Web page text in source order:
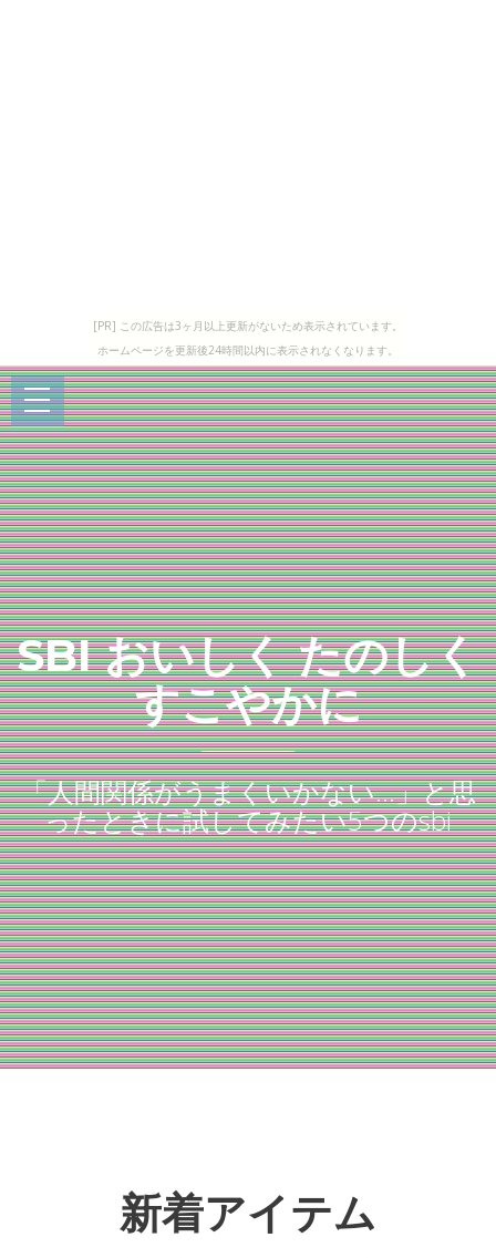
[PR] この広告は3ヶ月以上更新がないため表示されています。
ホームページを更新後24時間以内に表示されなくなります。
SBI おいしく たのしく
すこやかに
「人間関係がうまくいかない…」と思
ったときに試してみたい5つのsbi
新着アイテム